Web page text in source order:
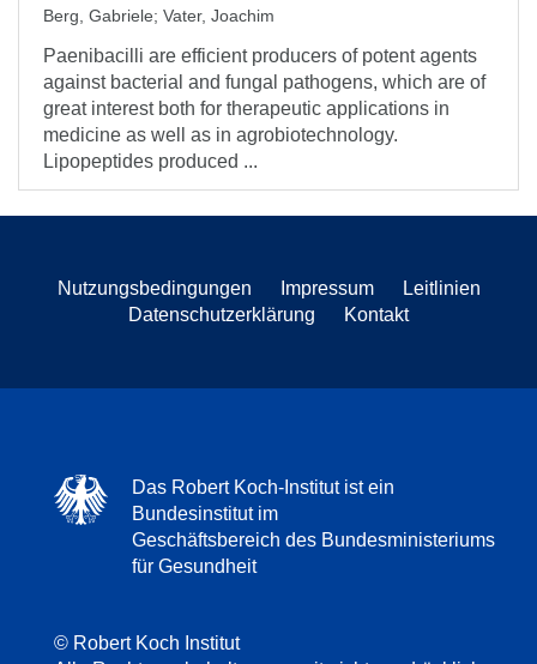
Berg, Gabriele; Vater, Joachim
Paenibacilli are efficient producers of potent agents
against bacterial and fungal pathogens, which are of
great interest both for therapeutic applications in
medicine as well as in agrobiotechnology.
Lipopeptides produced ...
Nutzungsbedingungen Impressum
Leitlinien
Datenschutzerklärung
Kontakt
Das Robert Koch-Institut ist ein
Bundesinstitut im
Geschäftsbereich des Bundesministeriums
für Gesundheit
© Robert Koch Institut